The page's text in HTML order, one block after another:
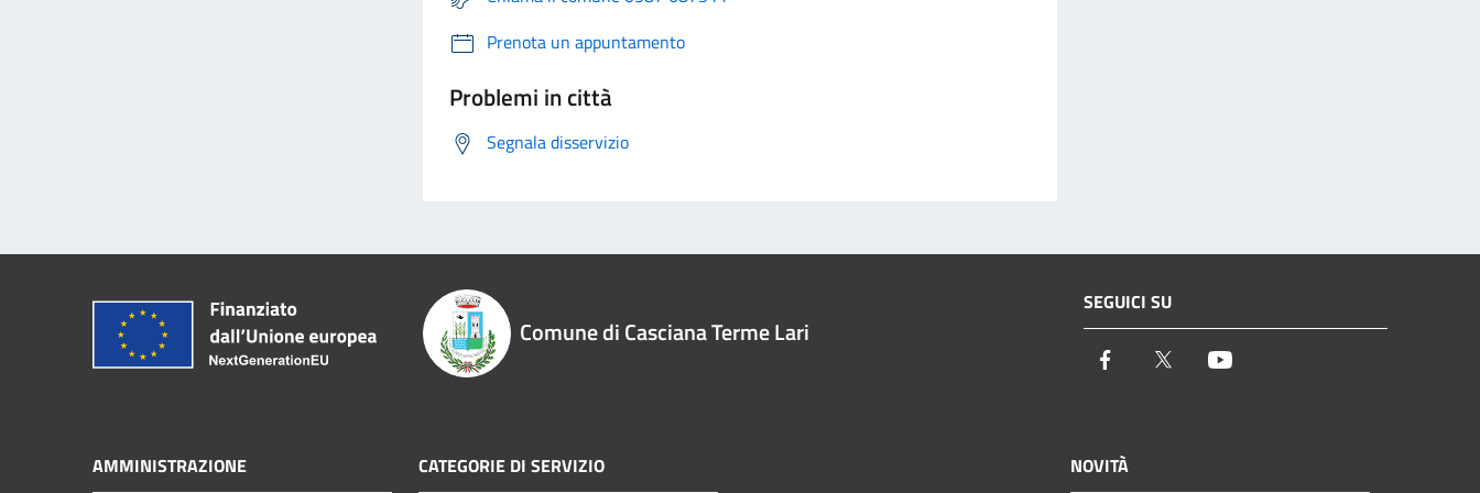
Prenota un appuntamento
Problemi in città
Segnala disservizio
Comune di Casciana Terme Lari
SEGUICI SU
Facebook Twitter
AMMINISTRAZIONE CATEGORIE DI SERVIZIO NOVITÀ